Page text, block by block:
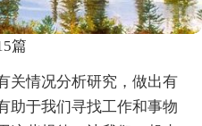
篇
关情况分析研究，做出有
助于我们寻找工作和事物